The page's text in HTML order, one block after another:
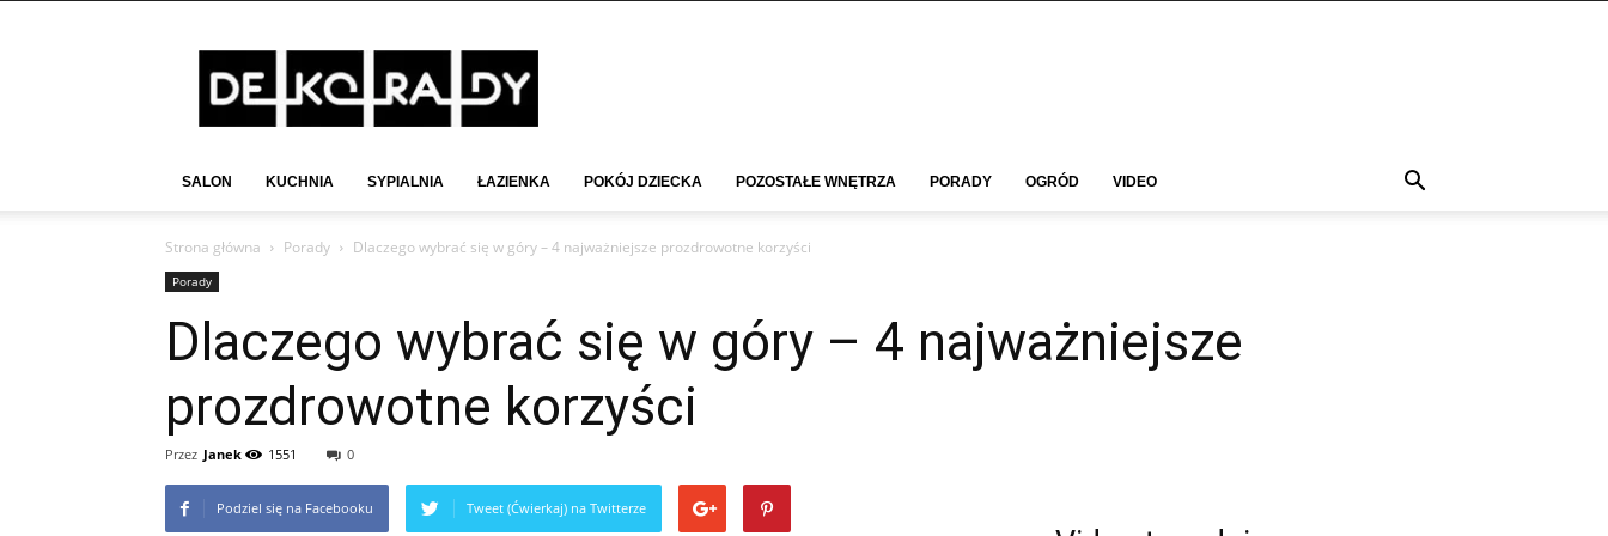
Deko-
Rady.pl
SALON KUCHNIA SYPIALNIA ŁAZIENKA POKÓJ DZIECKA POZOSTAŁE WNĘTRZA PORADY OGRÓD VIDEO
Strona główna Porady Dlaczego wybrać się w góry – 4 najważniejsze prozdrowotne korzyści
Porady
Dlaczego wybrać się w góry – 4 najważniejsze
prozdrowotne korzyści
Przez Janek 1551 0
Podziel się na Facebooku Tweet (Ćwierkaj) na Twitterze